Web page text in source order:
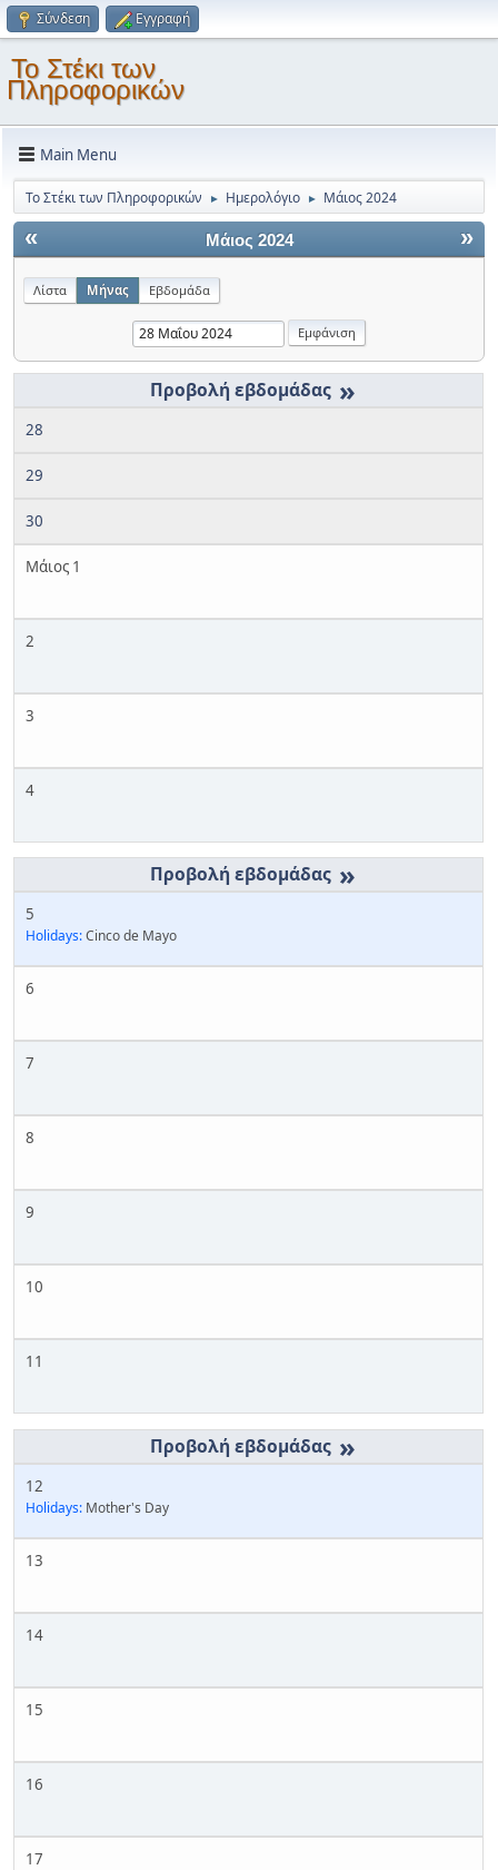
Σύνδεση Εγγραφή
Το Στέκι των
Πληροφορικών
Main Menu
Το Στέκι των Πληροφορικών ► Ημερολόγιο ► Μάιος 2024
« »
Μάιος 2024
Λίστα Μήνας Εβδομάδα
»
28
29
30
Μάιος 1
2
3
4
»
5
Holidays:Cinco de Mayo
6
7
8
9
10
11
»
12
Holidays: Mother's Day
13
14
15
16
17